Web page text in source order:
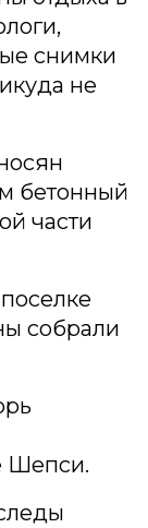
снимки
не
бетонный
части
собрали
Шепси.